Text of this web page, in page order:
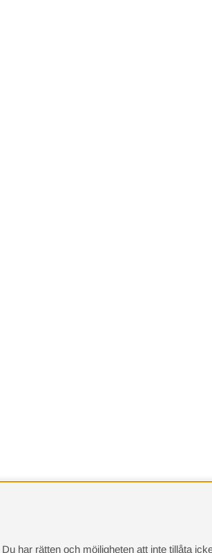
har rätten och möjligheten att inte tillåta